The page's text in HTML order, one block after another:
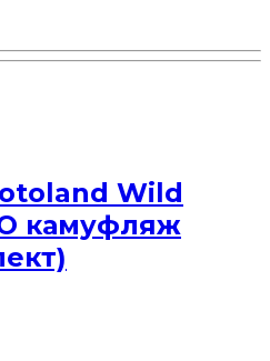
Wild
камуфляж